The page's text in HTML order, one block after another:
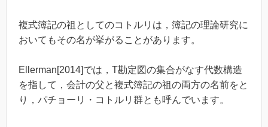
複式簿記の祖としてのコトルリは，簿記の理論研究に
おいてもその名が挙がることがあります。
Ellerman[2014]では，T勘定図の集合がなす代数構造
を指して，会計の父と複式簿記の祖の両方の名前をと
り，パチョーリ・コトルリ群とも呼んでいます。